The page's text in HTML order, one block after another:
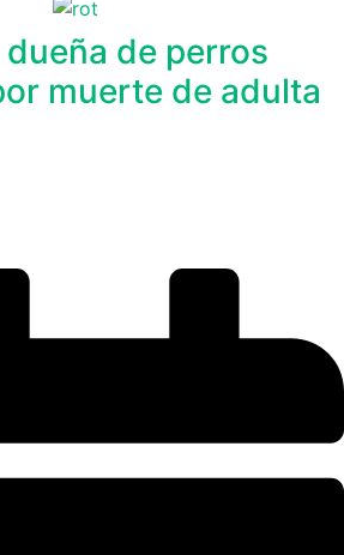
de perros
muerte de adulta